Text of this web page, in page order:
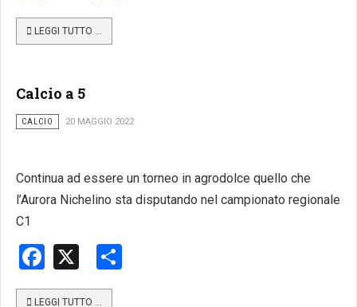
LEGGI TUTTO …
Calcio a 5
CALCIO 20 MAGGIO 2022
Continua ad essere un torneo in agrodolce quello che
l’Aurora Nichelino sta disputando nel campionato regionale
C1
Facebook
LEGGI TUTTO …